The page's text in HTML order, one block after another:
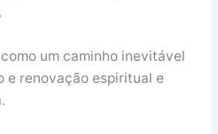
um caminho inevitável
e renovação espiritual e